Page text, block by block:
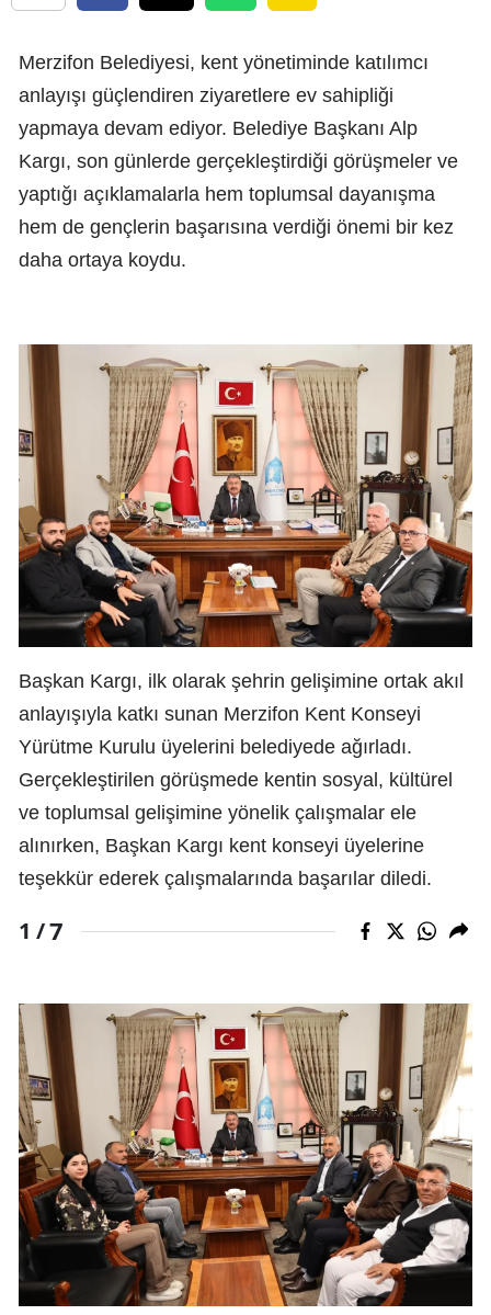
Merzifon Belediyesi, kent yönetiminde katılımcı
anlayışı güçlendiren ziyaretlere ev sahipliği
yapmaya devam ediyor. Belediye Başkanı Alp
Kargı, son günlerde gerçekleştirdiği görüşmeler ve
yaptığı açıklamalarla hem toplumsal dayanışma
hem de gençlerin başarısına verdiği önemi bir kez
daha ortaya koydu.
Başkan Kargı, ilk olarak şehrin gelişimine ortak akıl
anlayışıyla katkı sunan Merzifon Kent Konseyi
Yürütme Kurulu üyelerini belediyede ağırladı.
Gerçekleştirilen görüşmede kentin sosyal, kültürel
ve toplumsal gelişimine yönelik çalışmalar ele
alınırken, Başkan Kargı kent konseyi üyelerine
teşekkür ederek çalışmalarında başarılar diledi.
1 /7